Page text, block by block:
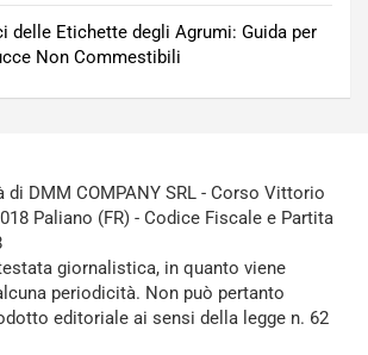
delle Etichette degli Agrumi: Guida per
Non Commestibili
DMM COMPANY SRL - Corso Vittorio
Paliano (FR) - Codice Fiscale e Partita
giornalistica, in quanto viene
periodicità. Non può pertanto
editoriale ai sensi della legge n. 62